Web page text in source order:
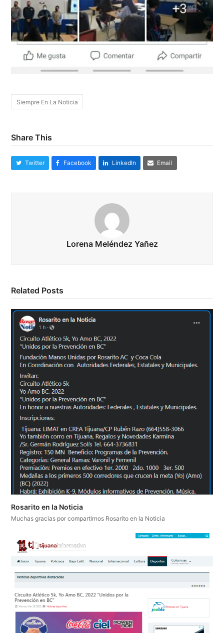
Siempre En La Noticia
Share This
Twitter Facebook LinkedIn Email
Lorena Meléndez Yañez
Related Posts
Rosarito en la Noticia
Muchas gracias por compartirnos Rosarito en la Noticia